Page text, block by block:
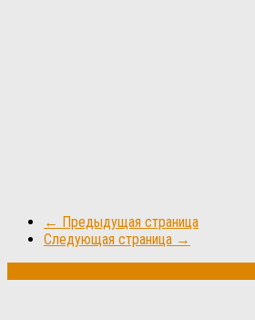
← Предыдущая страница
Следующая страница →